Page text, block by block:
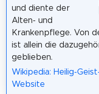
und diente der
Alten- und
Krankenpflege. Von
ist allein die
geblieben.
Wikipedia: Heilig-
Website